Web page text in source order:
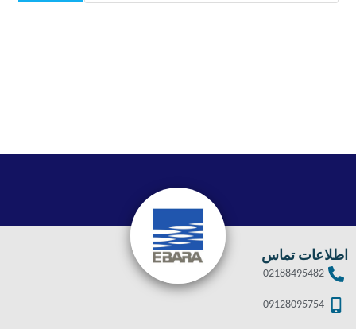
اطلاعات تماس
02188495482
09128095754